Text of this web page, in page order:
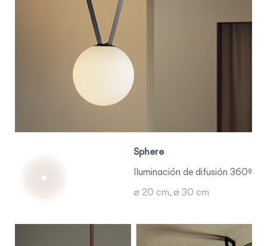
Sphere
Iluminación de difusión 360º
ø 20 cm, ø 30 cm